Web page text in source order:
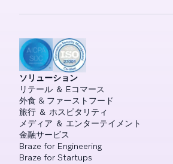
ソリューション
リテール ＆ Eコマース
外食 & ファーストフード
旅行 ＆ ホスピタリティ
メディア ＆ エンターテイメント
金融サービス
Braze for Engineering
Braze for Startups